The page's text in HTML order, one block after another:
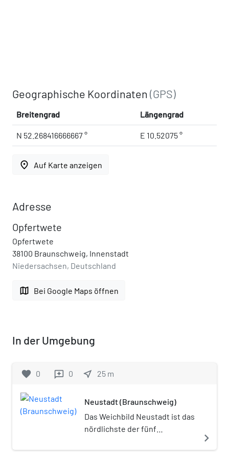
Geographische Koordinaten(GPS)
Breitengrad Längengrad
N 52.268416666667 ° E 10.52075 °
place Auf Karte anzeigen
Adresse
Opfertwete
Opfertwete
38100 Braunschweig, Innenstadt
Niedersachsen, Deutschland
map Bei Google Maps öffnen
In der Umgebung
favorite 0 reviews 0 near_me 25 m
Neustadt (Braunschweig)
Das Weichbild Neustadt ist das
nördlichste der fünf
mittelalterlichen
navigate_next